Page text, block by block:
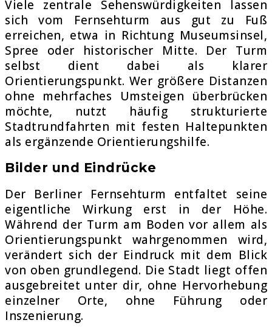
Viele zentrale Sehenswürdigkeiten lassen
sich vom Fernsehturm aus gut zu Fuß
erreichen, etwa in Richtung Museumsinsel,
Spree oder historischer Mitte. Der Turm
selbst dient dabei als klarer
Orientierungspunkt. Wer größere Distanzen
ohne mehrfaches Umsteigen überbrücken
möchte, nutzt häufig strukturierte
Stadtrundfahrten mit festen Haltepunkten
als ergänzende Orientierungshilfe.
Bilder und Eindrücke
Der Berliner Fernsehturm entfaltet seine
eigentliche Wirkung erst in der Höhe.
Während der Turm am Boden vor allem als
Orientierungspunkt wahrgenommen wird,
verändert sich der Eindruck mit dem Blick
von oben grundlegend. Die Stadt liegt offen
ausgebreitet unter dir, ohne Hervorhebung
einzelner Orte, ohne Führung oder
Inszenierung.